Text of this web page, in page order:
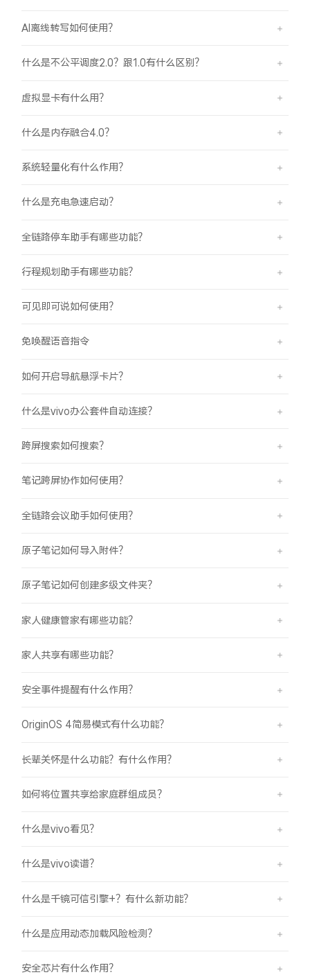
AI离线转写如何使用？
什么是不公平调度2.0？跟1.0有什么区别？
虚拟显卡有什么用？
什么是内存融合4.0？
系统轻量化有什么作用？
什么是充电急速启动？
全链路停车助手有哪些功能？
行程规划助手有哪些功能？
可见即可说如何使用？
免唤醒语音指令
如何开启导航悬浮卡片？
什么是vivo办公套件自动连接？
跨屏搜索如何搜索？
笔记跨屏协作如何使用？
全链路会议助手如何使用？
原子笔记如何导入附件？
原子笔记如何创建多级文件夹？
家人健康管家有哪些功能？
家人共享有哪些功能？
安全事件提醒有什么作用？
OriginOS 4简易模式有什么功能？
长辈关怀是什么功能？有什么作用？
如何将位置共享给家庭群组成员？
什么是vivo看见？
什么是vivo读谱？
什么是千镜可信引擎+？有什么新功能？
什么是应用动态加载风险检测？
安全芯片有什么作用？